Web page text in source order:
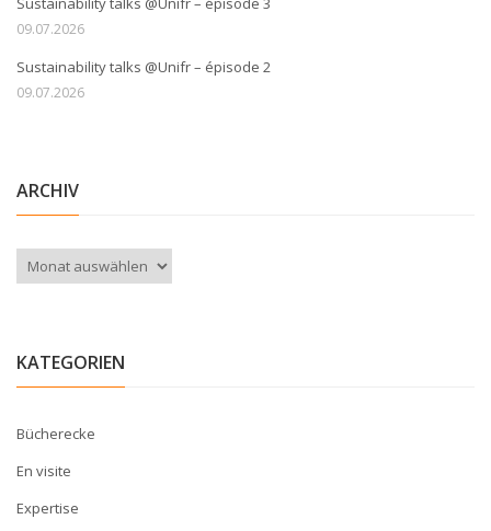
09.07.2026
Sustainability talks @Unifr – épisode 2
09.07.2026
ARCHIV
Archiv
KATEGORIEN
Bücherecke
En visite
Expertise